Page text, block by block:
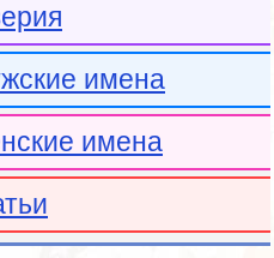
имена
имена